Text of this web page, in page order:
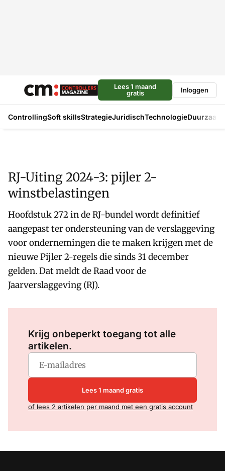
Lees 1 maand
gratis
Inloggen
ControllingSoft skillsStrategieJuridischTechnologie
RJ-Uiting 2024-3: pijler 2-
winstbelastingen
Hoofdstuk 272 in de RJ-bundel wordt definitief
aangepast ter ondersteuning van de verslaggeving
voor ondernemingen die te maken krijgen met de
nieuwe Pijler 2-regels die sinds 31 december
gelden. Dat meldt de Raad voor de
Jaarverslaggeving (RJ).
Krijg onbeperkt toegang tot alle
artikelen.
Lees 1 maand gratis
of lees 2 artikelen per maand met een gratis account